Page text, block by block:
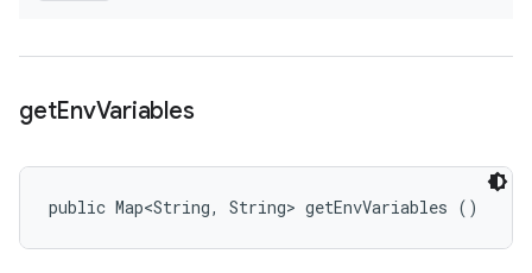
getEnvVariables
public Map<String, String> getEnvVariables ()